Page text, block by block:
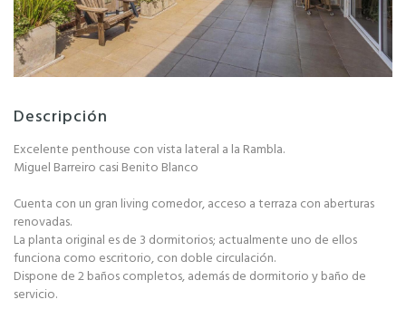
Descripción
Excelente penthouse con vista lateral a la Rambla.
Miguel Barreiro casi Benito Blanco
Cuenta con un gran living comedor, acceso a terraza con aberturas
renovadas.
La planta original es de 3 dormitorios; actualmente uno de ellos
funciona como escritorio, con doble circulación.
Dispone de 2 baños completos, además de dormitorio y baño de
servicio.